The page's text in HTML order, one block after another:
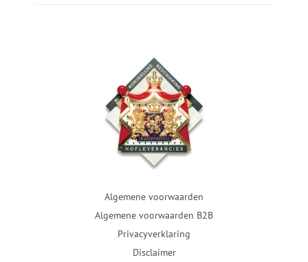
Algemene voorwaarden
Algemene voorwaarden B2B
Privacyverklaring
Disclaimer